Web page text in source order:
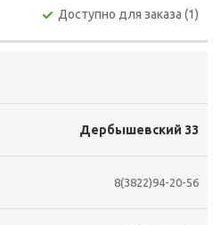
Доступно для заказа (1)
Дербышевский 33
8(3822)94-20-56